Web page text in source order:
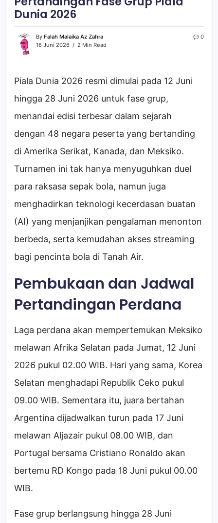
Dunia 2026
By Falah Malaika Az Zahra
16 Juni 2026
2 Min Read
0
Piala Dunia 2026 resmi dimulai pada 12 Juni
hingga 28 Juni 2026 untuk fase grup,
menandai edisi terbesar dalam sejarah
dengan 48 negara peserta yang bertanding
di Amerika Serikat, Kanada, dan Meksiko.
Turnamen ini tak hanya menyuguhkan duel
para raksasa sepak bola, namun juga
menghadirkan teknologi kecerdasan buatan
(AI) yang menjanjikan pengalaman menonton
berbeda, serta kemudahan akses streaming
bagi pencinta bola di Tanah Air.
Pembukaan dan Jadwal
Pertandingan Perdana
Laga perdana akan mempertemukan Meksiko
melawan Afrika Selatan pada Jumat, 12 Juni
2026 pukul 02.00 WIB. Hari yang sama, Korea
Selatan menghadapi Republik Ceko pukul
09.00 WIB. Sementara itu, juara bertahan
Argentina dijadwalkan turun pada 17 Juni
melawan Aljazair pukul 08.00 WIB, dan
Portugal bersama Cristiano Ronaldo akan
bertemu RD Kongo pada 18 Juni pukul 00.00
WIB.
Fase grup berlangsung hingga 28 Juni